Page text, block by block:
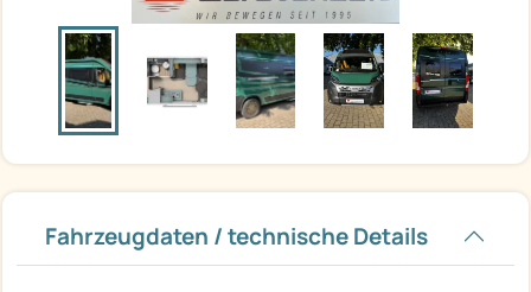
Fahrzeugdaten / technische Details